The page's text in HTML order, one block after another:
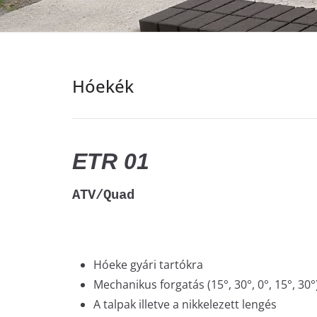
Hóekék
ETR 01
ATV/Quad
Hóeke gyári tartókra
Mechanikus forgatás (15°, 30°, 0°, 15°,
A talpak illetve a nikkelezett lengés